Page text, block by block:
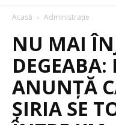
Acasă Administrație
NU MAI
DEGEABA:
ANUNȚĂ
ȘIRIA SE